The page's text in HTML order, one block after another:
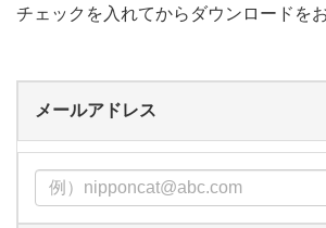
チェックを入れてからダウンロードを
メールアドレス